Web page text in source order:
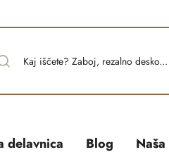
delavnica Blog